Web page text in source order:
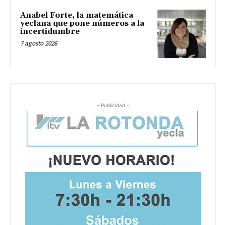
Anabel Forte, la matemática
yeclana que pone números a la
incertidumbre
7 agosto 2026
- Publicidad -